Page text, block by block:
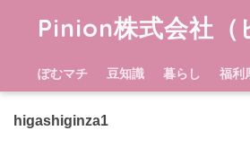
Pinion株式会社（
ぽむマチ 豆知識 暮らし 福利
higashiginza1